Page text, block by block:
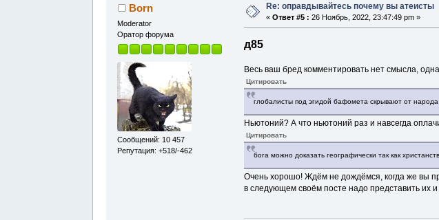
Born
Moderator
Оратор форума
Сообщений: 10 457
Репутация: +518/-462
Re: оправдывайтесь почему вы атеисты
«Ответ #5 : 26 Ноябрь, 2022, 23:47:49 pm »
д85
Весь ваш бред комментировать нет смысла,
Цитировать
глобалисты под эгидой бафомета скрывают от
Ньютоний? А что ньютоний раз и навсегда
Цитировать
бога можно доказать географически так как
Очень хорошо! Ждём не дождёмся, когда же вы
в следующем своём посте надо представить их